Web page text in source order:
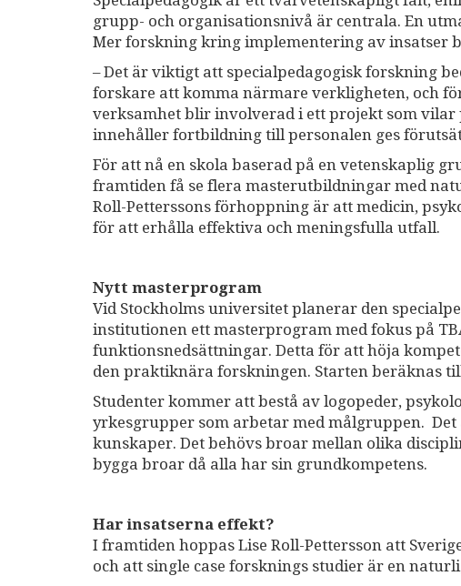
grupp- och organisationsnivå är centrala. En
Mer forskning kring implementering av insatser
– Det är viktigt att specialpedagogisk forskning
forskare att komma närmare verkligheten, och
verksamhet blir involverad i ett projekt som
innehåller fortbildning till personalen ges
För att nå en skola baserad på en vetenskaplig
framtiden få se flera masterutbildningar med
Roll-Petterssons förhoppning är att medicin,
för att erhålla effektiva och meningsfulla utfall.
Nytt masterprogram
Vid Stockholms universitet planerar den
institutionen ett masterprogram med fokus på
funktionsnedsättningar. Detta för att höja
den praktiknära forskningen. Starten beräknas
Studenter kommer att bestå av logopeder,
yrkesgrupper som arbetar med målgruppen.
kunskaper. Det behövs broar mellan olika
bygga broar då alla har sin grundkompetens.
Har insatserna effekt?
I framtiden hoppas Lise Roll-Pettersson att
och att single case forsknings studier är en